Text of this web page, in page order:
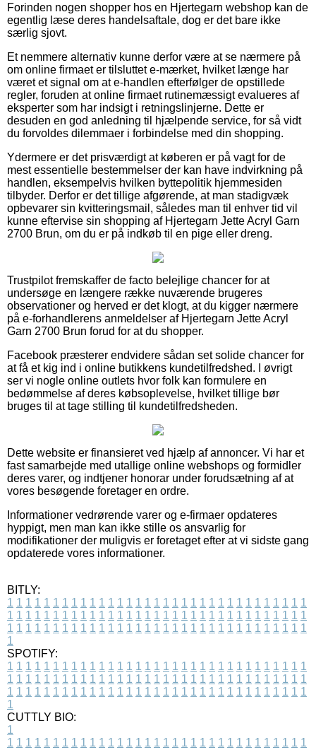
Forinden nogen shopper hos en Hjertegarn webshop kan de
egentlig læse deres handelsaftale, dog er det bare ikke
særlig sjovt.
Et nemmere alternativ kunne derfor være at se nærmere på
om online firmaet er tilsluttet e-mærket, hvilket længe har
været et signal om at e-handlen efterfølger de opstillede
regler, foruden at online firmaet rutinemæssigt evalueres af
eksperter som har indsigt i retningslinjerne. Dette er
desuden en god anledning til hjælpende service, for så vidt
du forvoldes dilemmaer i forbindelse med din shopping.
Ydermere er det prisværdigt at køberen er på vagt for de
mest essentielle bestemmelser der kan have indvirkning på
handlen, eksempelvis hvilken byttepolitik hjemmesiden
tilbyder. Derfor er det tillige afgørende, at man stadigvæk
opbevarer sin kvitteringsmail, således man til enhver tid vil
kunne eftervise sin shopping af Hjertegarn Jette Acryl Garn
2700 Brun, om du er på indkøb til en pige eller dreng.
Trustpilot fremskaffer de facto belejlige chancer for at
undersøge en længere række nuværende brugeres
observationer og herved er det klogt, at du kigger nærmere
på e-forhandlerens anmeldelser af Hjertegarn Jette Acryl
Garn 2700 Brun forud for at du shopper.
Facebook præsterer endvidere sådan set solide chancer for
at få et kig ind i online butikkens kundetilfredshed. I øvrigt
ser vi nogle online outlets hvor folk kan formulere en
bedømmelse af deres købsoplevelse, hvilket tillige bør
bruges til at tage stilling til kundetilfredsheden.
Dette website er finansieret ved hjælp af annoncer. Vi har et
fast samarbejde med utallige online webshops og formidler
deres varer, og indtjener honorar under forudsætning af at
vores besøgende foretager en ordre.
Informationer vedrørende varer og e-firmaer opdateres
hyppigt, men man kan ikke stille os ansvarlig for
modifikationer der muligvis er foretaget efter at vi sidste gang
opdaterede vores informationer.
BITLY:
1 1 1 1 1 1 1 1 1 1 1 1 1 1 1 1 1 1 1 1 1 1 1 1 1 1 1 1 1 1 1 1 1
1 1 1 1 1 1 1 1 1 1 1 1 1 1 1 1 1 1 1 1 1 1 1 1 1 1 1 1 1 1 1 1 1
1 1 1 1 1 1 1 1 1 1 1 1 1 1 1 1 1 1 1 1 1 1 1 1 1 1 1 1 1 1 1 1 1
1
SPOTIFY:
1 1 1 1 1 1 1 1 1 1 1 1 1 1 1 1 1 1 1 1 1 1 1 1 1 1 1 1 1 1 1 1 1
1 1 1 1 1 1 1 1 1 1 1 1 1 1 1 1 1 1 1 1 1 1 1 1 1 1 1 1 1 1 1 1 1
1 1 1 1 1 1 1 1 1 1 1 1 1 1 1 1 1 1 1 1 1 1 1 1 1 1 1 1 1 1 1 1 1
1
CUTTLY BIO:
1
1 1 1 1 1 1 1 1 1 1 1 1 1 1 1 1 1 1 1 1 1 1 1 1 1 1 1 1 1 1 1 1 1